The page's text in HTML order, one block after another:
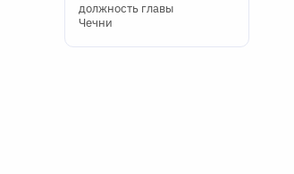
должность главы
Чечни